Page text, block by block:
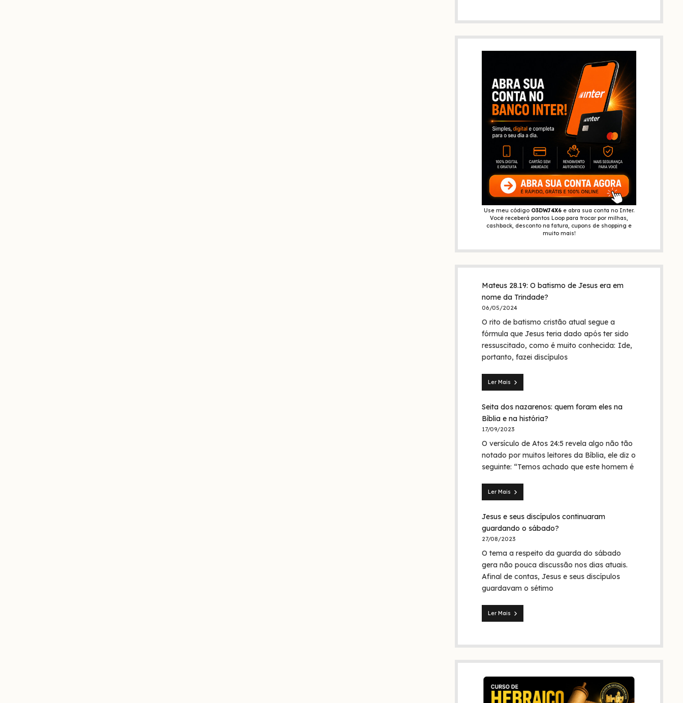
Use meu código O3DWJ4X6 e abra sua conta no Inter.
Você receberá pontos Loop para trocar por milhas,
cashback, desconto na fatura, cupons de shopping e
muito mais!
Mateus 28.19: O batismo de Jesus era em
nome da Trindade?
06/05/2024
O rito de batismo cristão atual segue a
fórmula que Jesus teria dado após ter sido
ressuscitado, como é muito conhecida: Ide,
portanto, fazei discípulos
Ler Mais
Mateus
O
batismo
de
era
em
nome
da
Seita dos nazarenos: quem foram eles na
Bíblia e na história?
17/09/2023
O versículo de Atos 24:5 revela algo não tão
notado por muitos leitores da Bíblia, ele diz o
seguinte: “Temos achado que este homem é
Ler Mais
Seita
nazarenos:
quem
foram
na
Bíblia
e
história?
Jesus e seus discípulos continuaram
guardando o sábado?
27/08/2023
O tema a respeito da guarda do sábado
gera não pouca discussão nos dias atuais.
Afinal de contas, Jesus e seus discípulos
guardavam o sétimo
Ler Mais
Jesus
o
sábado?